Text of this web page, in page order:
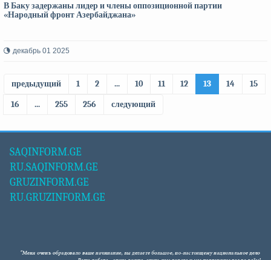
В Баку задержаны лидер и члены оппозиционной партии
«Народный фронт Азербайджана»
декабрь 01 2025
предыдущий 1 2 ... 10 11 12 13 14
15
16
... 255 256 следующий
SAQINFORM.GE
RU.SAQINFORM.GE
GRUZINFORM.GE
RU.GRUZINFORM.GE